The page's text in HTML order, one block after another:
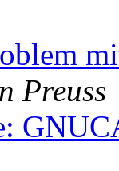
Preuss